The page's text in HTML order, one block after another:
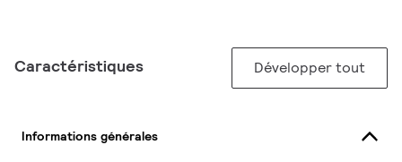
Caractéristiques Développer tout
Informations générales